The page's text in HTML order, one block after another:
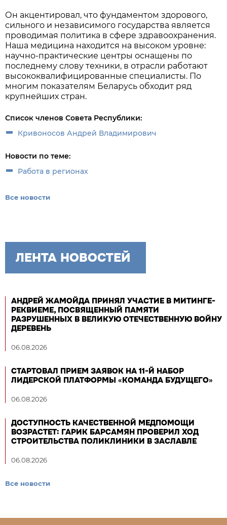
Он акцентировал, что фундаментом здорового,
сильного и независимого государства является
проводимая политика в сфере здравоохранения.
Наша медицина находится на высоком уровне:
научно-практические центры оснащены по
последнему слову техники, в отрасли работают
высококвалифицированные специалисты. По
многим показателям Беларусь обходит ряд
крупнейших стран.
Список членов Совета Республики:
Кривоносов Андрей Владимирович
Новости по теме:
Работа в регионах
Все новости
ЛЕНТА НОВОСТЕЙ
АНДРЕЙ ЖАМОЙДА ПРИНЯЛ УЧАСТИЕ В МИТИНГЕ-
РЕКВИЕМЕ, ПОСВЯЩЕННЫЙ ПАМЯТИ
РАЗРУШЕННЫХ В ВЕЛИКУЮ ОТЕЧЕСТВЕННУЮ ВОЙНУ
ДЕРЕВЕНЬ
06.08.2026
СТАРТОВАЛ ПРИЕМ ЗАЯВОК НА 11-Й НАБОР
ЛИДЕРСКОЙ ПЛАТФОРМЫ «КОМАНДА БУДУЩЕГО»
06.08.2026
ДОСТУПНОСТЬ КАЧЕСТВЕННОЙ МЕДПОМОЩИ
ВОЗРАСТЕТ: ГАРИК БАРСАМЯН ПРОВЕРИЛ ХОД
СТРОИТЕЛЬСТВА ПОЛИКЛИНИКИ В ЗАСЛАВЛЕ
06.08.2026
Все новости